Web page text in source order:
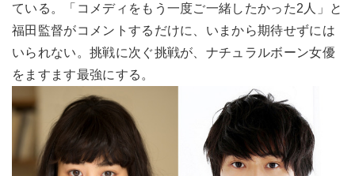
ている。「コメディをもう一度ご一緒したかった2人」と
福田監督がコメントするだけに、いまから期待せずには
いられない。挑戦に次ぐ挑戦が、ナチュラルボーン女優
をますます最強にする。